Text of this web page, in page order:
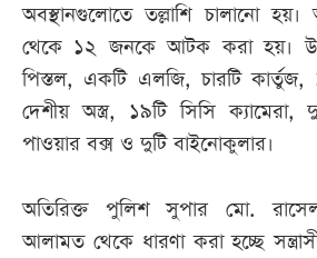
অবস্থানগুলোতে তল্লাশি চালানো হয়।
থেকে ১২ জনকে আটক করা হয়।
পিস্তল, একটি এলজি, চারটি
দেশীয় অস্ত্র, ১৯টি সিসি
পাওয়ার বক্স ও দুটি বাইনোকুলার।
অতিরিক্ত পুলিশ সুপার মো.
আলামত থেকে ধারণা করা হচ্ছে